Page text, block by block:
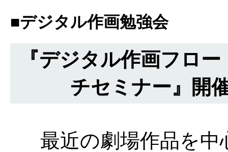
■デジタル作画勉強会
『デジタル作画フロ
チセミナー』開
最近の劇場作品を中